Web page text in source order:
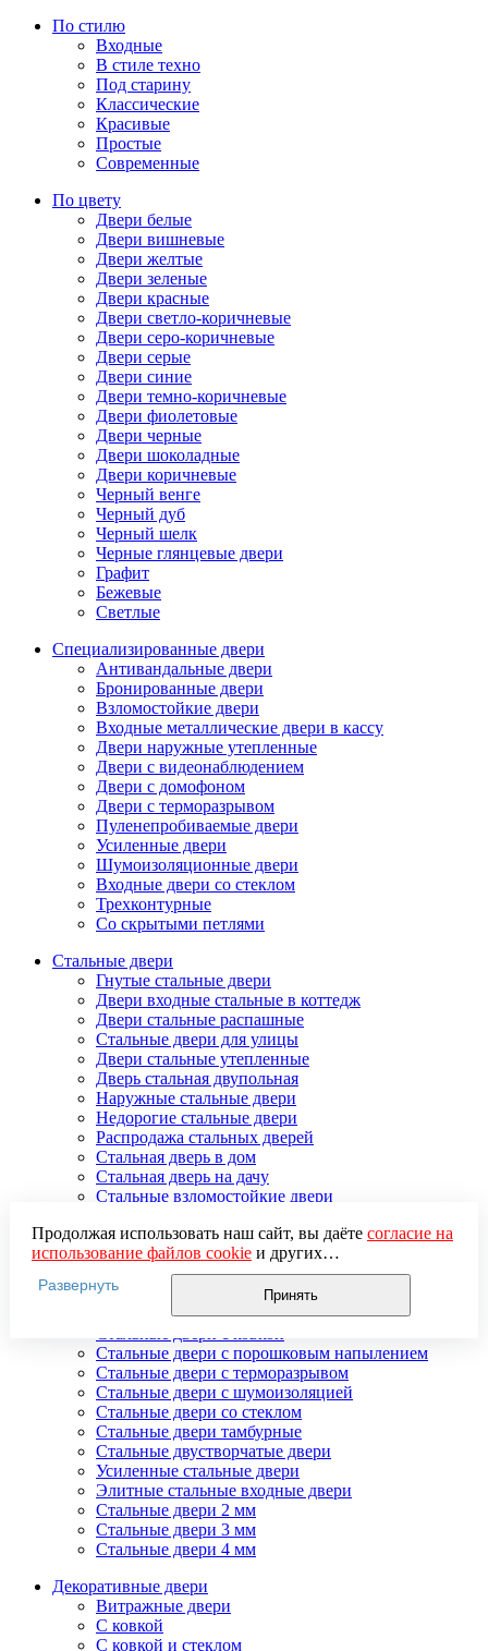
По стилю
Входные
В стиле техно
Под старину
Классические
Красивые
Простые
Современные
По цвету
Двери белые
Двери вишневые
Двери желтые
Двери зеленые
Двери красные
Двери светло-коричневые
Двери серо-коричневые
Двери серые
Двери синие
Двери темно-коричневые
Двери фиолетовые
Двери черные
Двери шоколадные
Двери коричневые
Черный венге
Черный дуб
Черный шелк
Черные глянцевые двери
Графит
Бежевые
Светлые
Специализированные двери
Антивандальные двери
Бронированные двери
Взломостойкие двери
Входные металлические двери в кассу
Двери наружные утепленные
Двери с видеонаблюдением
Двери с домофоном
Двери с терморазрывом
Пуленепробиваемые двери
Усиленные двери
Шумоизоляционные двери
Входные двери со стеклом
Трехконтурные
Со скрытыми петлями
Стальные двери
Гнутые стальные двери
Двери входные стальные в коттедж
Двери стальные распашные
Стальные двери для улицы
Двери стальные утепленные
Дверь стальная двупольная
Наружные стальные двери
Недорогие стальные двери
Распродажа стальных дверей
Стальная дверь в дом
Стальная дверь на дачу
Стальные взломостойкие двери
Стальные двери в подъезд
Стальные двери внутреннего открывания
Стальные двери массив
Стальные двери мдф
Стальные двери с зеркалом
Стальные двери с порошковым напылением
Стальные двери с терморазрывом
Стальные двери с шумоизоляцией
Стальные двери со стеклом
Стальные двери тамбурные
Стальные двустворчатые двери
Усиленные стальные двери
Элитные стальные входные двери
Стальные двери 2 мм
Стальные двери 3 мм
Стальные двери 4 мм
Декоративные двери
Витражные двери
С ковкой
С ковкой и стеклом
Продолжая использовать наш сайт, вы даёте согласие на
использование файлов cookieи других
пользовательских данных (включая IP-адрес, сведения о
местоположении, устройстве, действиях на сайте и т. п.)
для функционирования сайта, проведения
использования систем аналитики (например,
Яндекс.Метрика), в соответствии с нашей
обработки персональных данных.
Если вы не хотите, чтобы ваши данные обрабатывались,
настройте ограничения в браузере или покиньте сайт.
Развернуть
Принять